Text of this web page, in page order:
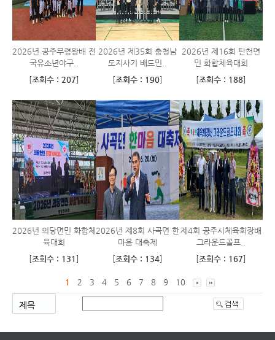
2026년 공주무령왕배 전
국유소년야구..
[조회수 : 207]
2026년 제35회 충청남
도지사기 배드민..
[조회수 : 190]
2026년 제16회 탄천면
민 화합체육대회
[조회수 : 188]
2026년 의당면민 화합체
육대회
[조회수 : 131 ]
2026년 제8회 사곡면 한
마음 대축제
[조회수 : 134]
제4회 공주시체육회장배
그라운드골프..
[조회수 : 167]
1 2 3 4 5 6 7 8 9 10